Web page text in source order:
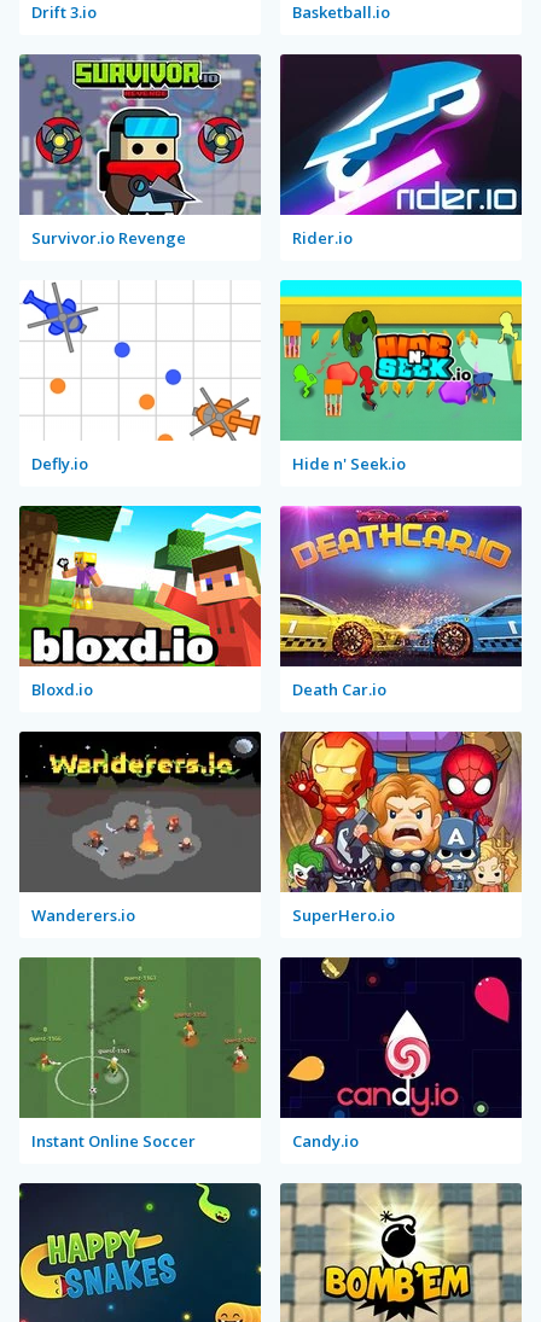
Drift 3.io Basketball.io
Survivor.io Revenge Rider.io
Defly.io Hide n' Seek.io
Bloxd.io Death Car.io
Wanderers.io SuperHero.io
Instant Online Soccer Candy.io